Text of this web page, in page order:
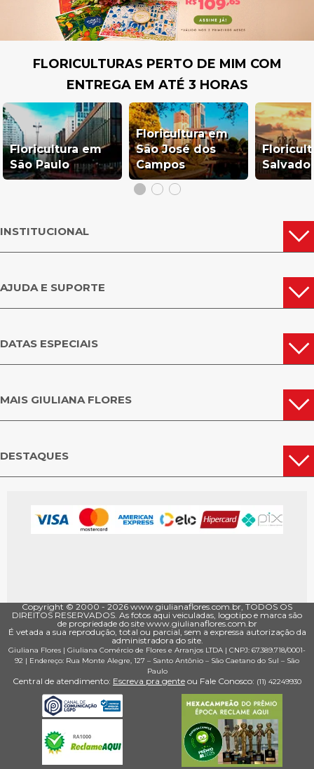
FLORICULTURAS PERTO DE MIM COM
ENTREGA EM ATÉ 3 HORAS
Floricultura em
São Paulo
Floricultura em
São José dos
Campos
INSTITUCIONAL
AJUDA E SUPORTE
DATAS ESPECIAIS
MAIS GIULIANA FLORES
DESTAQUES
Copyright © 2000 - ­2026 www.giulianaflores.com.br, TODOS OS
DIREITOS RESERVADOS. As fotos aqui veiculadas, logotipo e marca são
de propriedade do site www.giulianaflores.com.br
É vetada a sua reprodução, total ou parcial, sem a expressa autorização da
administradora do site.
Giuliana Flores | Giuliana Comércio de Flores e Arranjos LTDA | CNPJ: 67.389.718/0001­
92 | Endereço: Rua Monte Alegre, 127 – Santo Antônio – São Caetano do Sul – São
Paulo
Central de atendimento: Escreva pra gente ou Fale Conosco: (11) 4224­9930